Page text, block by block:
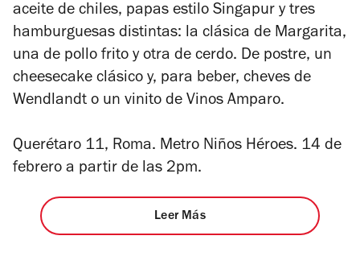
aceite de chiles, papas estilo Singapur y tres
hamburguesas distintas: la clásica de Margarita,
una de pollo frito y otra de cerdo. De postre, un
cheesecake clásico y, para beber, cheves de
Wendlandt o un vinito de Vinos Amparo.
Querétaro 11, Roma. Metro Niños Héroes. 14 de
febrero a partir de las 2pm.
Leer Más